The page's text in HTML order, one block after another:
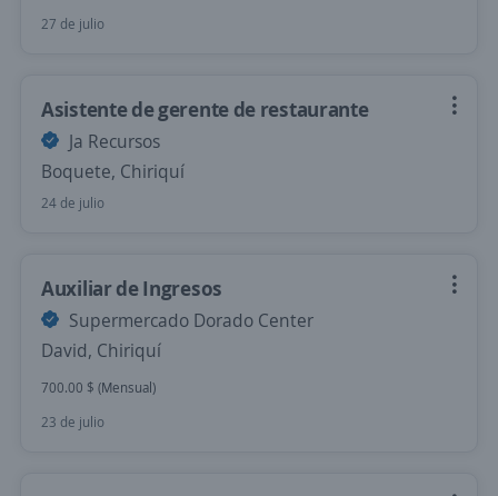
27 de julio
Asistente de gerente de restaurante
Ja Recursos
Boquete, Chiriquí
24 de julio
Auxiliar de Ingresos
Supermercado Dorado Center
David, Chiriquí
700.00 $ (Mensual)
23 de julio